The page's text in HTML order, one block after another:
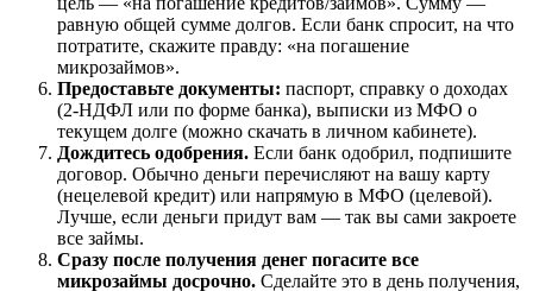
равную общей сумме долгов. Если банк спросит, на что
потратите, скажите правду: «на погашение
микрозаймов».
Предоставьте документы: паспорт, справку о доходах
(2-НДФЛ или по форме банка), выписки из МФО о
текущем долге (можно скачать в личном кабинете).
Дождитесь одобрения. Если банк одобрил, подпишите
договор. Обычно деньги перечисляют на вашу карту
(нецелевой кредит) или напрямую в МФО (целевой).
Лучше, если деньги придут вам — так вы сами закроете
все займы.
Сразу после получения денег погасите все
микрозаймы досрочно. Сделайте это в день получения,